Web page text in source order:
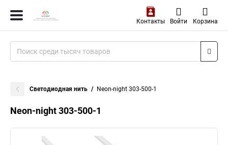
Контакты Войти Корзина
Светодиодная нить Neon-night 303-500-1
Neon-night 303-500-1